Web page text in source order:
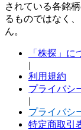
されている各銘
るものではなく
ん。
「株探」に
|
利用規約
プライバシ
|
プライバシ
特定商取引